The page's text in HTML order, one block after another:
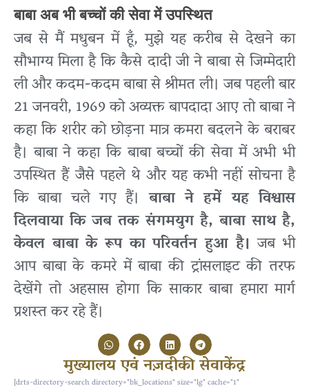
बाबा अब भी बच्चों की सेवा में उपस्थित
जब से मैं मधुबन में हूँ, मुझे यह करीब से देखने का
सौभाग्य मिला है कि कैसे दादी जी ने बाबा से जिम्मेदारी
ली और कदम-कदम बाबा से श्रीमत ली। जब पहली बार
21 जनवरी, 1969 को अव्यक्त बापदादा आए तो बाबा ने
कहा कि शरीर को छोड़ना मात्र कमरा बदलने के बराबर
है। बाबा ने कहा कि बाबा बच्चों की सेवा में अभी भी
उपस्थित हैं जैसे पहले थे और यह कभी नहीं सोचना है
कि बाबा चले गए हैं।बाबा ने हमें यह विश्वास
दिलवाया कि जब तक संगमयुग है, बाबा साथ है,
केवल बाबा के रूप का परिवर्तन हुआ है। जब भी
आप बाबा के कमरे में बाबा की ट्रांसलाइट की तरफ
देखेंगे तो अहसास होगा कि साकार बाबा हमारा मार्ग
प्रशस्त कर रहे हैं।
मुख्यालय एवं नज़दीकी सेवाकेंद्र
[drts-directory-search directory="bk_locations" size="lg" cache="1"